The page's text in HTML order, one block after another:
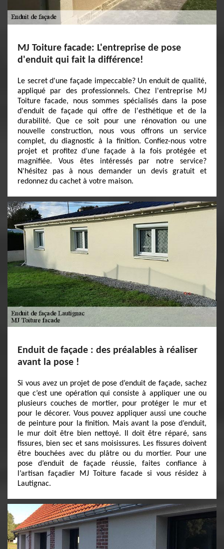
MJ Toiture facade: L'entreprise de pose
d'enduit qui fait la différence!
Le secret d'une façade impeccable? Un enduit de qualité,
appliqué par des professionnels. Chez l'entreprise MJ
Toiture facade, nous sommes spécialisés dans la pose
d'enduit de façade qui offre de l'esthétique et de la
durabilité. Que ce soit pour une rénovation ou une
nouvelle construction, nous vous offrons un service
complet, du diagnostic à la finition. Confiez-nous votre
projet et profitez d’une façade à la fois protégée et
magnifiée. Vous êtes intéressés par notre service?
N'hésitez pas à nous demander un devis gratuit et
redonnez du cachet à votre maison.
Enduit de façade : des préalables à réaliser
avant la pose !
Si vous avez un projet de pose d’enduit de façade, sachez
que c’est une opération qui consiste à appliquer une ou
plusieurs couches de mortier, pour protéger le mur et
pour le décorer. Vous pouvez appliquer aussi une couche
de peinture pour la finition. Mais avant la pose d’enduit,
le mur doit être bien nettoyé. Il doit être réparé, sans
fissures, bien sec et sans moisissures. Les fissures doivent
être bouchées avec du plâtre ou du mortier. Pour une
pose d’enduit de façade réussie, faites confiance à
l’artisan façadier MJ Toiture facade si vous résidez à
Lautignac.